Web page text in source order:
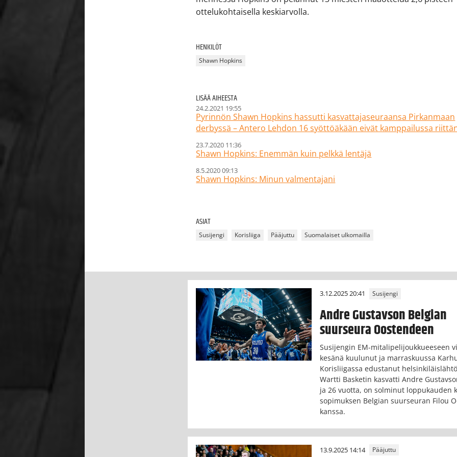
ottelukohtaisella keskiarvolla.
HENKILÖT
Shawn Hopkins
LISÄÄ AIHEESTA
24.2.2021 19:55
Pyrinnön Shawn Hopkins hassutti kasvattajaseuraansa Pirkanmaan
derbyssä – Antero Lehdon 16 syöttöäkään eivät kamppailussa
23.7.2020 11:36
Shawn Hopkins: Enemmän kuin pelkkä lentäjä
8.5.2020 09:13
Shawn Hopkins: Minun valmentajani
ASIAT
Susijengi Korisliiga Pääjuttu Suomalaiset ulkomailla
3.12.2025 20:41 Susijengi
Andre Gustavson Belgian
suurseura Oostendeen
Susijengin EM-mitalipelijoukkueeseen
kesänä kuulunut ja marraskuussa
Korisliigassa edustanut
Wartti Basketin kasvatti Andre
ja 26 vuotta, on solminut loppukauden
sopimuksen Belgian suurseuran Filou
kanssa.
13.9.2025 14:14 Pääjuttu